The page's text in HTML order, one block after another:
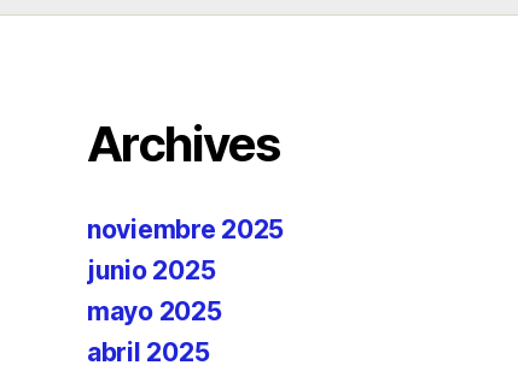
Archives
noviembre 2025
junio 2025
mayo 2025
abril 2025